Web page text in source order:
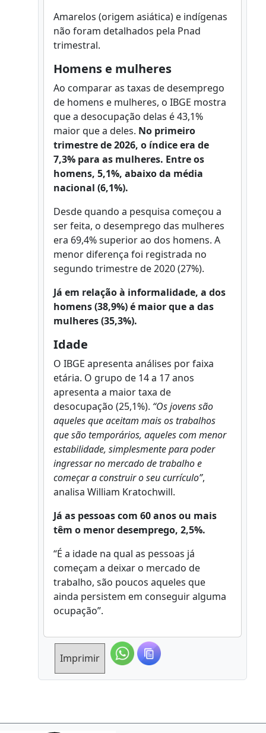
Amarelos (origem asiática) e indígenas
não foram detalhados pela Pnad
trimestral.
Homens e mulheres
Ao comparar as taxas de desemprego
de homens e mulheres, o IBGE mostra
que a desocupação delas é 43,1%
maior que a deles. No primeiro
trimestre de 2026, o índice era de
7,3% para as mulheres. Entre os
homens, 5,1%, abaixo da média
nacional (6,1%).
Desde quando a pesquisa começou a
ser feita, o desemprego das mulheres
era 69,4% superior ao dos homens. A
menor diferença foi registrada no
segundo trimestre de 2020 (27%).
Já em relação à informalidade, a dos
homens (38,9%) é maior que a das
mulheres (35,3%).
Idade
O IBGE apresenta análises por faixa
etária. O grupo de 14 a 17 anos
apresenta a maior taxa de
desocupação (25,1%). “Os jovens são
aqueles que aceitam mais os trabalhos
que são temporários, aqueles com menor
estabilidade, simplesmente para poder
ingressar no mercado de trabalho e
começar a construir o seu currículo”,
analisa William Kratochwill.
Já as pessoas com 60 anos ou mais
têm o menor desemprego, 2,5%.
“É a idade na qual as pessoas já
começam a deixar o mercado de
trabalho, são poucos aqueles que
ainda persistem em conseguir alguma
ocupação”.
Imprimir